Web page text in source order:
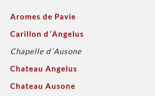
Aromes de Pavie
Carillon d´Angelus
Chapelle d´Ausone
Chateau Angelus
Chateau Ausone